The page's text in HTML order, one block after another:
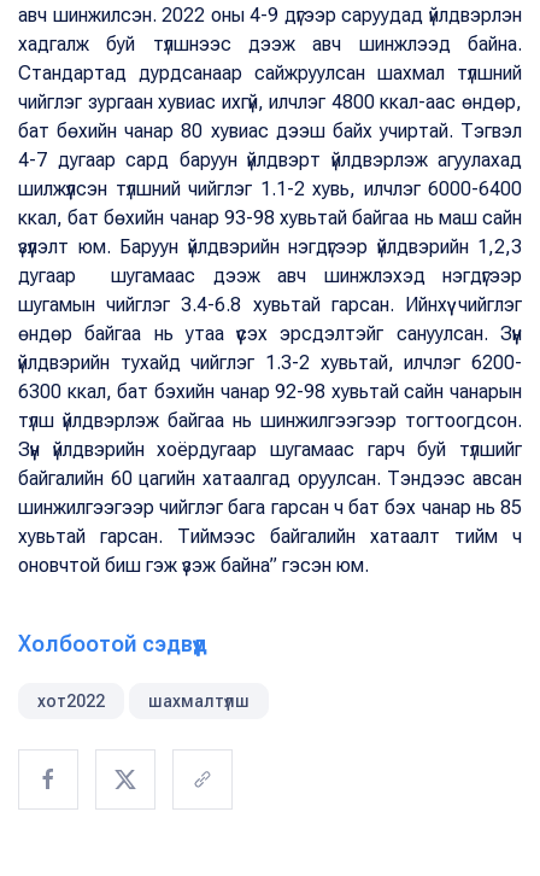
авч шинжилсэн. 2022 оны 4-9 дүгээр саруудад үйлдвэрлэн
хадгалж буй түлшнээс дээж авч шинжлээд байна.
Стандартад дурдсанаар сайжруулсан шахмал түлшний
чийглэг зургаан хувиас ихгүй, илчлэг 4800 ккал-аас өндөр,
бат бөхийн чанар 80 хувиас дээш байх учиртай. Тэгвэл
4-7 дугаар сард баруун үйлдвэрт үйлдвэрлэж агуулахад
шилжүүлсэн түлшний чийглэг 1.1-2 хувь, илчлэг 6000-6400
ккал, бат бөхийн чанар 93-98 хувьтай байгаа нь маш сайн
үзүүлэлт юм. Баруун үйлдвэрийн нэгдүгээр үйлдвэрийн 1,2,3
дугаар шугамаас дээж авч шинжлэхэд нэгдүгээр
шугамын чийглэг 3.4-6.8 хувьтай гарсан. Ийнхүү чийглэг
өндөр байгаа нь утаа үүсэх эрсдэлтэйг сануулсан. Зүүн
үйлдвэрийн тухайд чийглэг 1.3-2 хувьтай, илчлэг 6200-
6300 ккал, бат бэхийн чанар 92-98 хувьтай сайн чанарын
түлш үйлдвэрлэж байгаа нь шинжилгээгээр тогтоогдсон.
Зүүн үйлдвэрийн хоёрдугаар шугамаас гарч буй түлшийг
байгалийн 60 цагийн хатаалгад оруулсан. Тэндээс авсан
шинжилгээгээр чийглэг бага гарсан ч бат бэх чанар нь 85
хувьтай гарсан. Тиймээс байгалийн хатаалт тийм ч
оновчтой биш гэж үзэж байна” гэсэн юм.
Холбоотой сэдвүүд
хот2022 шахмалтүлш